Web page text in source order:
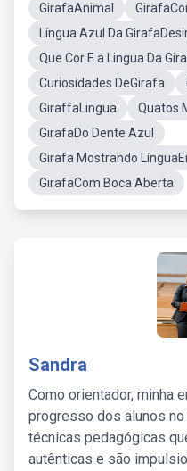
GirafaAnimal
Língua Azul Da
Que Cor E a Lingua Da
Curiosidades DeGirafa
GiraffaLingua
Quatos
GirafaDo Dente Azul
Girafa Mostrando
GirafaCom Boca Aberta
Sandra
Como orientador, minha
progresso dos alunos
técnicas pedagógicas
autênticas e são